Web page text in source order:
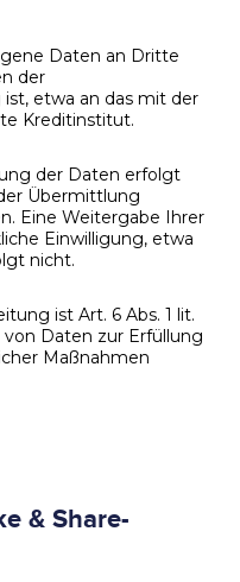
Daten an Dritte
der
etwa an das mit der
Kreditinstitut.
der Daten erfolgt
Übermittlung
Eine Weitergabe Ihrer
Einwilligung, etwa
nicht.
ist Art. 6 Abs. 1 lit.
von Daten zur Erfüllung
Maßnahmen
& Share-